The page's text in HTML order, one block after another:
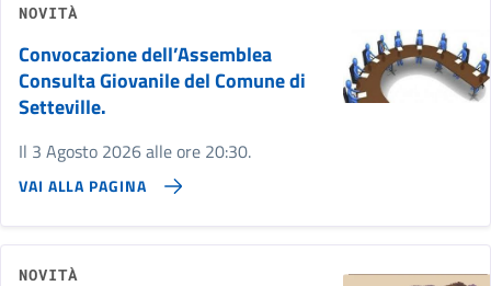
NOVITÀ
Convocazione dell’Assemblea
Consulta Giovanile del Comune di
Setteville.
Il 3 Agosto 2026 alle ore 20:30.
VAI ALLA PAGINA
NOVITÀ